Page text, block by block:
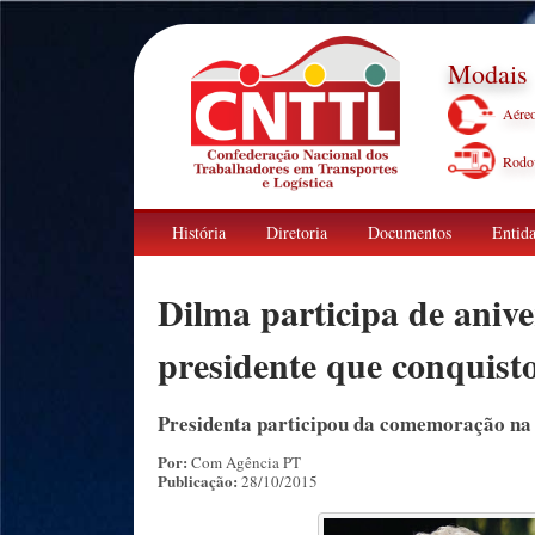
Modais
História Diretoria Documentos
Dilma participa de
presidente que
Presidenta participou da comemoração
Por: Com Agência PT
Publicação: 28/10/2015